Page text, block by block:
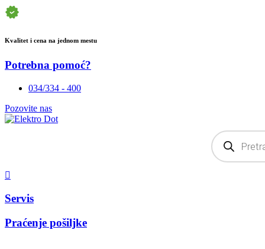
Kvalitet i cena na jednom mestu
Potrebna pomoć?
034/334 - 400
Pozovite nas
Products
search
Servis
Praćenje pošiljke